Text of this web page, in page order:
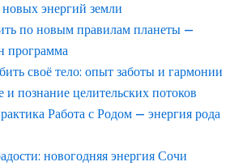
энергий земли
по новым правилам планеты —
программа
своё тело: опыт заботы и гармонии
и познание целительских потоков
Работа с Родом — энергия рода
новогодняя энергия Сочи